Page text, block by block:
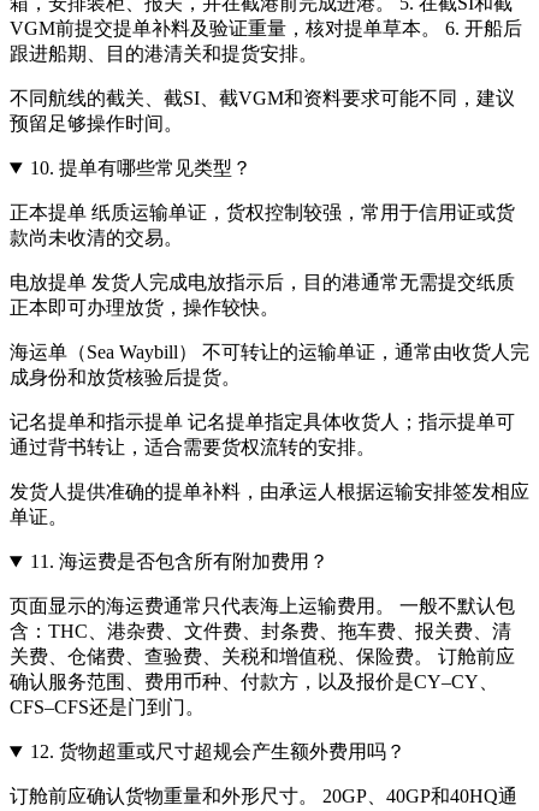
VGM前提交提单补料及验证重量，核对提单草本。 6. 开船后
跟进船期、目的港清关和提货安排。
不同航线的截关、截SI、截VGM和资料要求可能不同，建议
预留足够操作时间。
10. 提单有哪些常见类型？
正本提单 纸质运输单证，货权控制较强，常用于信用证或货
款尚未收清的交易。
电放提单 发货人完成电放指示后，目的港通常无需提交纸质
正本即可办理放货，操作较快。
海运单（Sea Waybill） 不可转让的运输单证，通常由收货人完
成身份和放货核验后提货。
记名提单和指示提单 记名提单指定具体收货人；指示提单可
通过背书转让，适合需要货权流转的安排。
发货人提供准确的提单补料，由承运人根据运输安排签发相应
单证。
11. 海运费是否包含所有附加费用？
页面显示的海运费通常只代表海上运输费用。 一般不默认包
含：THC、港杂费、文件费、封条费、拖车费、报关费、清
关费、仓储费、查验费、关税和增值税、保险费。 订舱前应
确认服务范围、费用币种、付款方，以及报价是CY–CY、
CFS–CFS还是门到门。
12. 货物超重或尺寸超规会产生额外费用吗？
订舱前应确认货物重量和外形尺寸。 20GP、40GP和40HQ通